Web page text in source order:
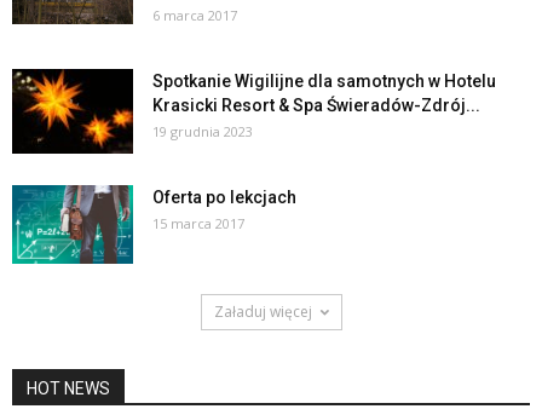
6 marca 2017
Spotkanie Wigilijne dla samotnych w Hotelu
Krasicki Resort & Spa Świeradów-Zdrój...
19 grudnia 2023
Oferta po lekcjach
15 marca 2017
Załaduj więcej
HOT NEWS